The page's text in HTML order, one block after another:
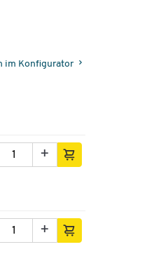
im Konfigurator
+
+